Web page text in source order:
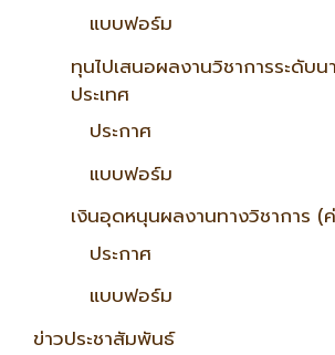
แบบฟอร์ม
ทุนไปเสนอผลงานวิชาการระดับ
ประเทศ
ประกาศ
แบบฟอร์ม
เงินอุดหนุนผลงานทางวิชาการ (
ประกาศ
แบบฟอร์ม
ข่าวประชาสัมพันธ์